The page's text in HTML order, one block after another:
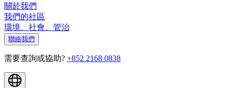
關於我們
我們的社區
環境、社會、管治
聯絡我們
需要查詢或協助? +852 2168 0838